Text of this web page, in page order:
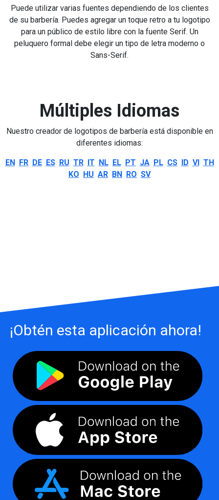
Puede utilizar varias fuentes dependiendo de los clientes
de su barbería. Puedes agregar un toque retro a tu logotipo
para un público de estilo libre con la fuente Serif. Un
peluquero formal debe elegir un tipo de letra moderno o
Sans-Serif.
Múltiples Idiomas
Nuestro creador de logotipos de barbería está disponible en
diferentes idiomas:
EN FR DE ES RU TR IT NL EL PT JA PL CS ID VI TH
KO HU AR BN RO SV
¡Obtén esta aplicación ahora!